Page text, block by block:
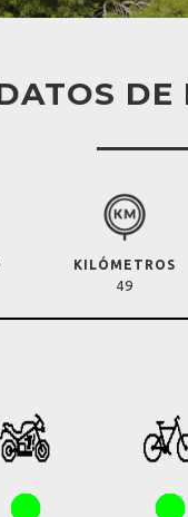
DE
KILÓMETROS
49